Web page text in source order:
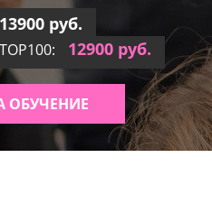
13900 руб.
12900 руб.
ОБУЧЕНИЕ